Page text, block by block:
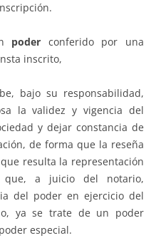
poder conferido por una
inscrito,
bajo su responsabilidad,
la validez y vigencia del
y dejar constancia de
de forma que la reseña
resulta la representación
que, a juicio del notario,
del poder en ejercicio del
ya se trate de un poder
especial.